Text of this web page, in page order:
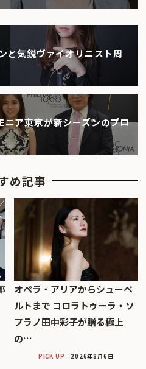
と気鋭ヴァイオリニスト周
ニア東京が新シーズンのプロ
め記事
オペラ・アリアからシューベ
ルトまで コロラトゥーラ・ソ
プラノ田中彩子が贈る極上
の…
PICK UP 2026年8月6日